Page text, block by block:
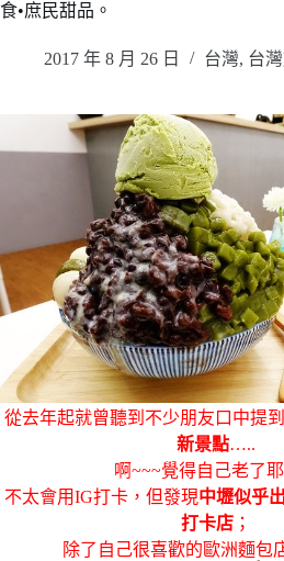
食•庶民甜品。
2017 年 8 月 26 日 台灣, 台
從去年起就曾聽到不少朋友口中提
新景點…..
啊~~~覺得自己老了耶
不太會用IG打卡，但發現中壢似乎
打卡店 ；
除了自己很喜歡的歐洲麵包